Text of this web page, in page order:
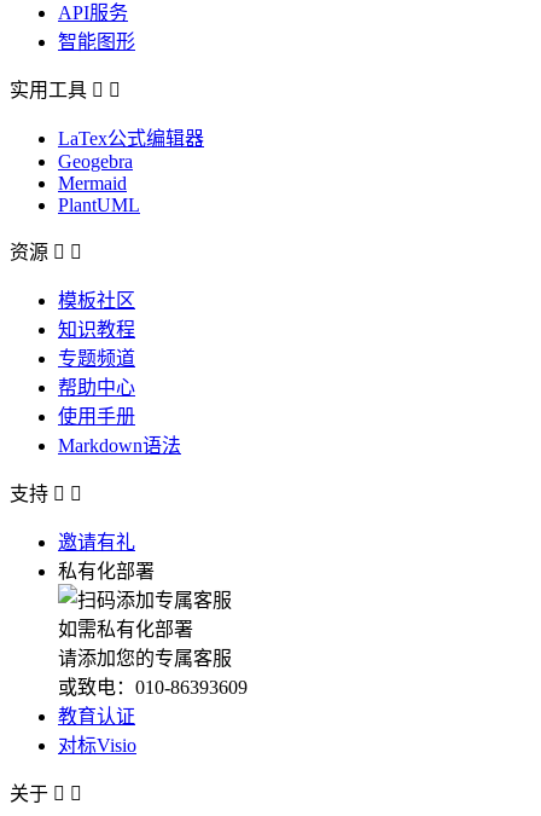
API服务
智能图形
实用工具  
LaTex公式编辑器
Geogebra
Mermaid
PlantUML
资源  
模板社区
知识教程
专题频道
帮助中心
使用手册
Markdown语法
支持  
邀请有礼
私有化部署
如需私有化部署
请添加您的专属客服
或致电：010-86393609
教育认证
对标Visio
关于  